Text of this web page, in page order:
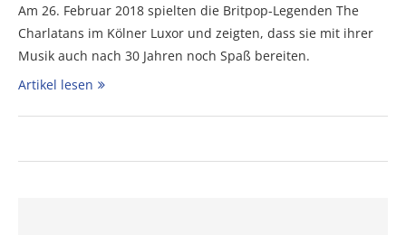
Am 26. Februar 2018 spielten die Britpop-Legenden The
Charlatans im Kölner Luxor und zeigten, dass sie mit ihrer
Musik auch nach 30 Jahren noch Spaß bereiten.
Artikel lesen